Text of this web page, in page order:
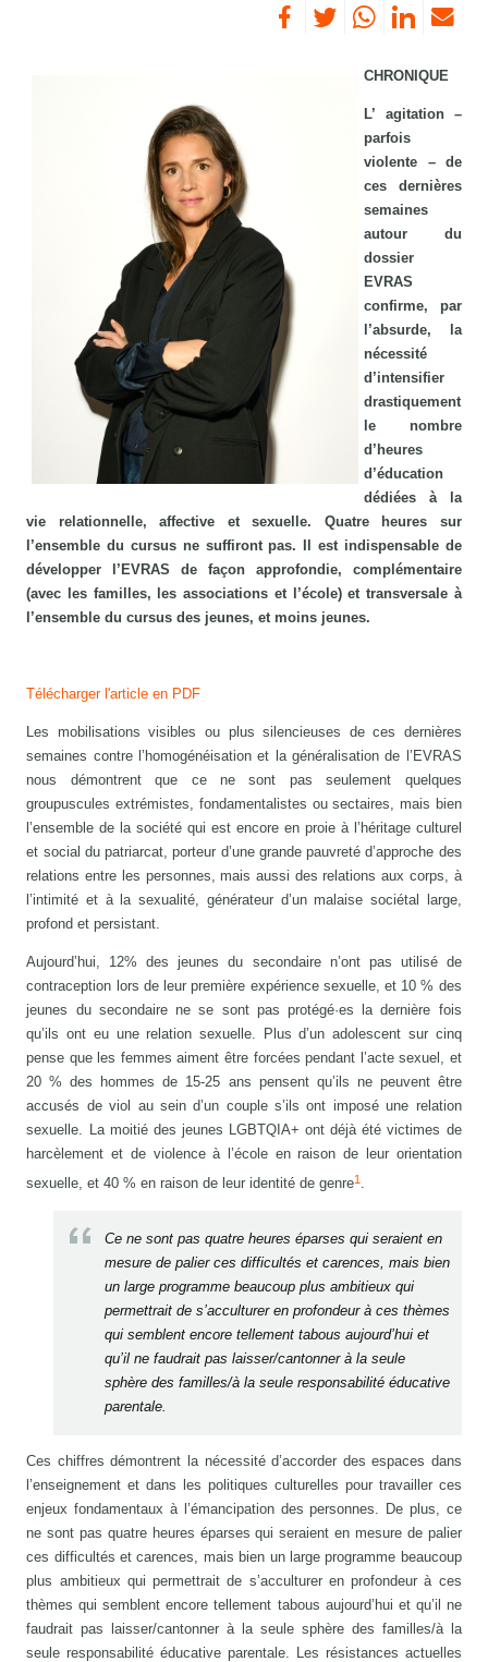
CHRONIQUE
L’ agitation –
parfois
violente – de
ces dernières
semaines
autour du
dossier
EVRAS
confirme, par
l’absurde, la
nécessité
d’intensifier
drastiquement
le nombre
d’heures
d’éducation
dédiées à la
vie relationnelle, affective et sexuelle. Quatre heures sur
l’ensemble du cursus ne suffiront pas. Il est indispensable de
développer l’EVRAS de façon approfondie, complémentaire
(avec les familles, les associations et l’école) et transversale à
l’ensemble du cursus des jeunes, et moins jeunes.
Télécharger l'article en PDF
Les mobilisations visibles ou plus silencieuses de ces dernières
semaines contre l’homogénéisation et la généralisation de l’EVRAS
nous démontrent que ce ne sont pas seulement quelques
groupuscules extrémistes, fondamentalistes ou sectaires, mais bien
l’ensemble de la société qui est encore en proie à l’héritage culturel
et social du patriarcat, porteur d’une grande pauvreté d’approche des
relations entre les personnes, mais aussi des relations aux corps, à
l’intimité et à la sexualité, générateur d’un malaise sociétal large,
profond et persistant.
Aujourd’hui, 12% des jeunes du secondaire n’ont pas utilisé de
contraception lors de leur première expérience sexuelle, et 10 % des
jeunes du secondaire ne se sont pas protégé·es la dernière fois
qu’ils ont eu une relation sexuelle. Plus d’un adolescent sur cinq
pense que les femmes aiment être forcées pendant l’acte sexuel, et
20 % des hommes de 15-25 ans pensent qu’ils ne peuvent être
accusés de viol au sein d’un couple s’ils ont imposé une relation
sexuelle. La moitié des jeunes LGBTQIA+ ont déjà été victimes de
harcèlement et de violence à l’école en raison de leur orientation
sexuelle, et 40 % en raison de leur identité de genre1 .
Ce ne sont pas quatre heures éparses qui seraient en
mesure de palier ces difficultés et carences, mais bien
un large programme beaucoup plus ambitieux qui
permettrait de s’acculturer en profondeur à ces thèmes
qui semblent encore tellement tabous aujourd’hui et
qu’il ne faudrait pas laisser/cantonner à la seule
sphère des familles/à la seule responsabilité éducative
parentale.
Ces chiffres démontrent la nécessité d’accorder des espaces dans
l’enseignement et dans les politiques culturelles pour travailler ces
enjeux fondamentaux à l’émancipation des personnes. De plus, ce
ne sont pas quatre heures éparses qui seraient en mesure de palier
ces difficultés et carences, mais bien un large programme beaucoup
plus ambitieux qui permettrait de s’acculturer en profondeur à ces
thèmes qui semblent encore tellement tabous aujourd’hui et qu’il ne
faudrait pas laisser/cantonner à la seule sphère des familles/à la
seule responsabilité éducative parentale. Les résistances actuelles